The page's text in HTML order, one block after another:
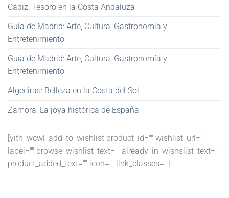
Cádiz: Tesoro en la Costa Andaluza
Guía de Madrid: Arte, Cultura, Gastronomía y
Entretenimiento
Guía de Madrid: Arte, Cultura, Gastronomía y
Entretenimiento
Algeciras: Belleza en la Costa del Sol
Zamora: La joya histórica de España
[yith_wcwl_add_to_wishlist product_id="" wishlist_url=""
label="" browse_wishlist_text="" already_in_wishslist_text=""
product_added_text="" icon="" link_classes=""]